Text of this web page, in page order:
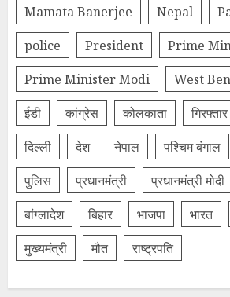
Mamata Banerjee
Nepal
police
President
Prime
Prime Minister Modi
West
ईडी
कांग्रेस कोलकाता गिरफ्तार
दिल्‍ली
देश नेपाल पश्चिम बंगाल
पुलिस
प्रधानमंत्री प्रधानमंत्री मोदी
बांग्लादेश
बिहार भाजपा भारत
मुख्यमंत्री
मौत राष्ट्रपति